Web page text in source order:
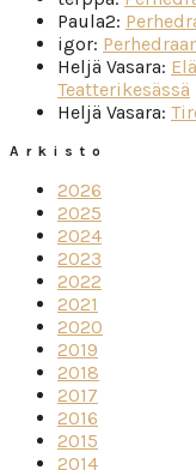
Paula2:
igor:
Heljä Vasara:
Teatterikesässä
Heljä Vasara:
Arkisto
2026
2025
2024
2023
2022
2021
2020
2019
2018
2017
2016
2015
2014